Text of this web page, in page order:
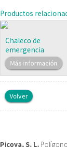
Productos
Chaleco de
emergencia
Más información
Volver
Picoya, S. L.